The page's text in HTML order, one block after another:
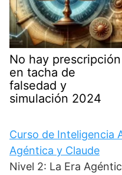
No hay prescripción
en tacha de
falsedad y
simulación 2024
Curso de Inteligencia
Agéntica y Claude
Nivel 2: La Era